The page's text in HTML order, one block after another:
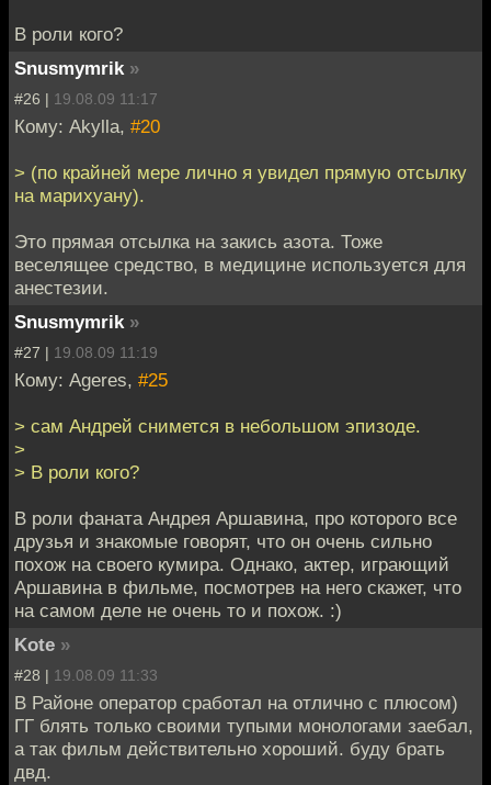
В роли кого?
Snusmymrik »
#26 | 19.08.09 11:17
Кому: Akylla, #20
> (по крайней мере лично я увидел прямую отсылку
на марихуану).
Это прямая отсылка на закись азота. Тоже
веселящее средство, в медицине используется для
анестезии.
Snusmymrik »
#27 | 19.08.09 11:19
Кому: Ageres, #25
> сам Андрей снимется в небольшом эпизоде.
>
> В роли кого?
В роли фаната Андрея Аршавина, про которого все
друзья и знакомые говорят, что он очень сильно
похож на своего кумира. Однако, актер, играющий
Аршавина в фильме, посмотрев на него скажет, что
на самом деле не очень то и похож. :)
Kote »
#28 | 19.08.09 11:33
В Районе оператор сработал на отлично с плюсом)
ГГ блять только своими тупыми монологами заебал,
а так фильм действительно хороший. буду брать
двд.